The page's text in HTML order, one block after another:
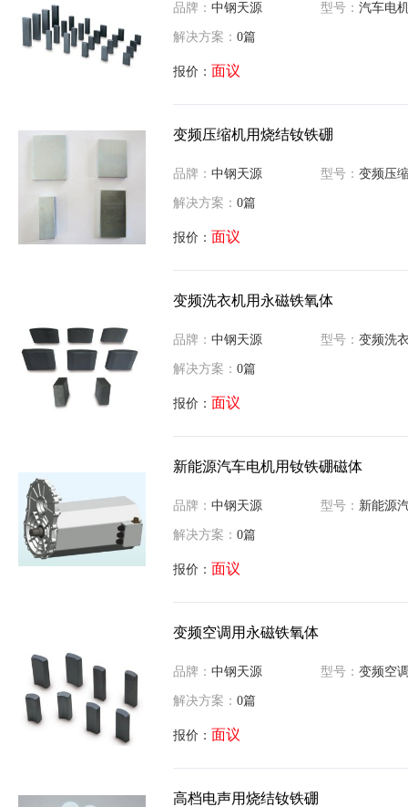
品牌： 中钢天源 型号： 汽车电机用
解决方案： 0篇
报价： 面议
变频压缩机用烧结钕铁硼
品牌： 中钢天源 型号： 变频压缩机
解决方案： 0篇
报价： 面议
变频洗衣机用永磁铁氧体
品牌： 中钢天源 型号： 变频洗衣机
解决方案： 0篇
报价： 面议
新能源汽车电机用钕铁硼磁体
品牌： 中钢天源 型号： 新能源汽车电
解决方案： 0篇
报价： 面议
变频空调用永磁铁氧体
品牌： 中钢天源 型号： 变频空调用
解决方案： 0篇
报价： 面议
高档电声用烧结钕铁硼